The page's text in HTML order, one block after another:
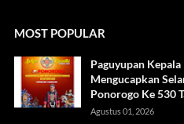
MOST POPULAR
Paguyupan
Mengucapkan
Ponorogo Ke 530
Agustus 01, 2026